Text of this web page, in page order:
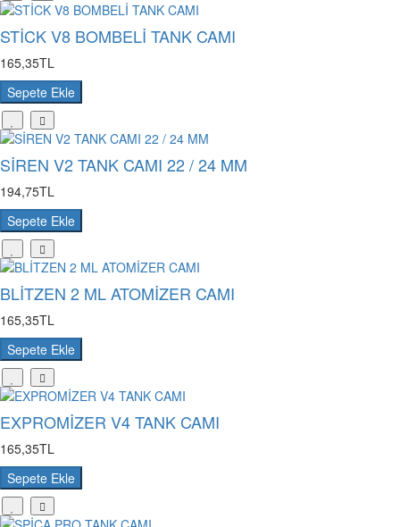
STİCK V8 BOMBELİ TANK CAMI
165,35TL
Sepete Ekle
SİREN V2 TANK CAMI 22 / 24 MM
194,75TL
Sepete Ekle
BLİTZEN 2 ML ATOMİZER CAMI
165,35TL
Sepete Ekle
EXPROMİZER V4 TANK CAMI
165,35TL
Sepete Ekle